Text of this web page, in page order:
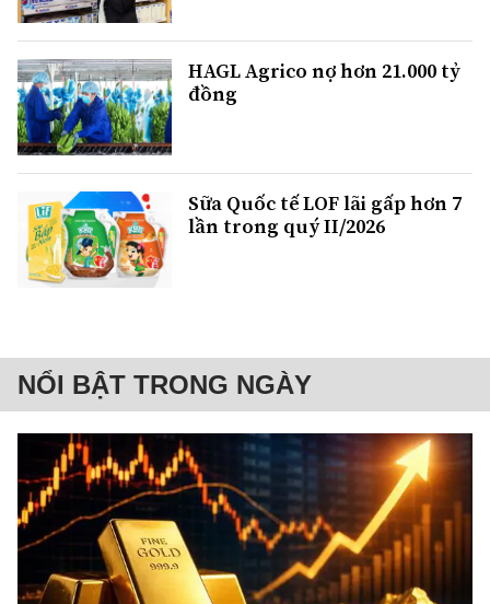
HAGL Agrico nợ hơn 21.000 tỷ
đồng
Sữa Quốc tế LOF lãi gấp hơn 7
lần trong quý II/2026
NỔI BẬT TRONG NGÀY